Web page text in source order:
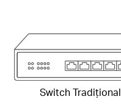
Switch Tradițional